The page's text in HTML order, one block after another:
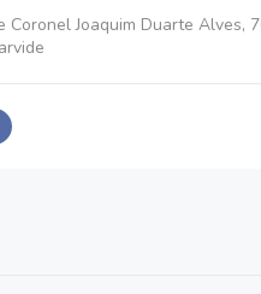
Coronel Joaquim Duarte Alves,